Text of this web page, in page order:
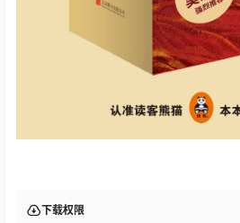
下载权限